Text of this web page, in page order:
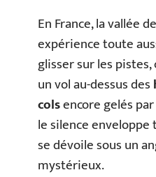
En France, la vallée
expérience toute
glisser sur les
un vol au-dessus des
colsencore gelés
le silence
se dévoile sous un
mystérieux.